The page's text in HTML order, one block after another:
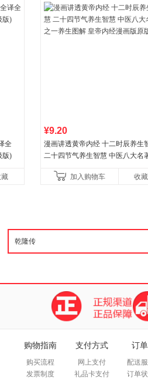
全
版)
¥9.20
漫画讲透黄帝内经 十二时辰养生
二十四节气养生智慧 中医八大名
加入购物车
收藏
购物指南
购买流程
发票制度
支付方式
网上支付
礼品卡支付
订
配送
订单